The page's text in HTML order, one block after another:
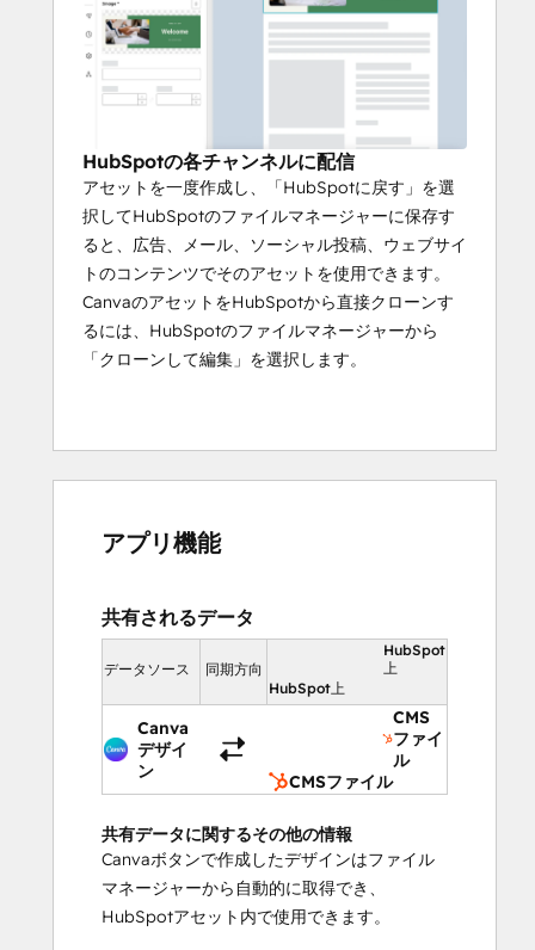
HubSpotの各チャンネルに配信
アセットを一度作成し、「HubSpotに戻す」を選
択してHubSpotのファイルマネージャーに保存す
ると、広告、メール、ソーシャル投稿、ウェブサイ
トのコンテンツでそのアセットを使用できます。
CanvaのアセットをHubSpotから直接クローンす
るには、HubSpotのファイルマネージャーから
「クローンして編集」を選択します。
アプリ機能
共有されるデータ
データソース 同期方向
HubSpot
上
HubSpot上
Canva
デザイ
ン
CMS
ファイ
ル
CMSファイル
共有データに関するその他の情報
Canvaボタンで作成したデザインはファイル
マネージャーから自動的に取得でき、
HubSpotアセット内で使用できます。